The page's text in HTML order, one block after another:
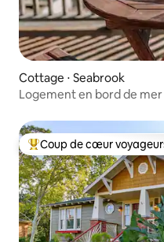
Cottage ⋅ Seabrook
Logement en bord de
Coups de cœur
Coup de cœur